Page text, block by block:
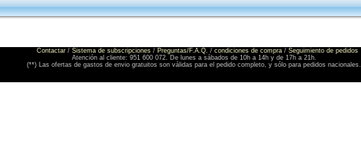
Contactar / Sistema de subscripciones / Preguntas/F.A.Q. / condiciones de compra / Seguimiento de pedidos
Atención al cliente: 951 600 072. De lunes a sábados de 10h a 14h y de 17h a 21h.
(**) Las ofertas de gastos de envio gratuitos son válidas para el pedido completo, y sólo para pedidos nacionales.